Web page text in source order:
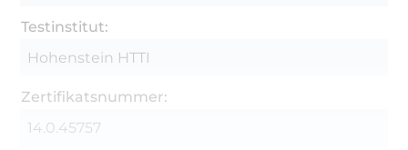
Testinstitut:
Hohenstein HTTI
Zertifikatsnummer:
14.0.45757